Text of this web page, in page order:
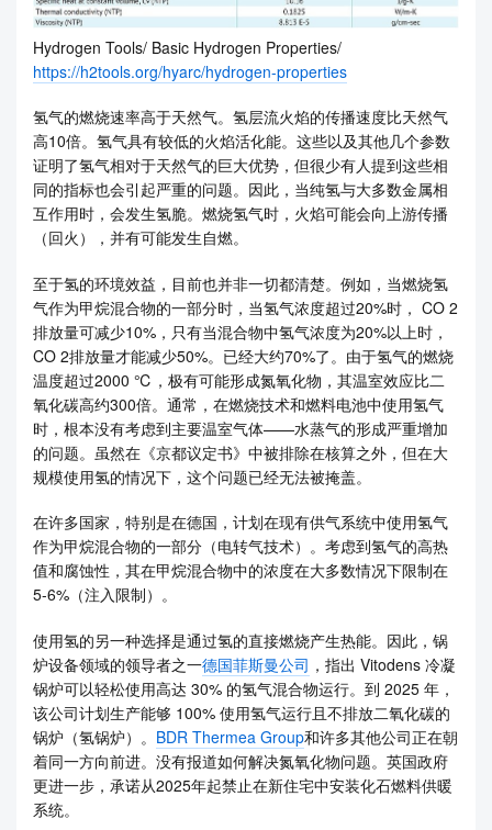
Hydrogen Tools/ Basic Hydrogen Properties/
https://h2tools.org/hyarc/hydrogen-properties
氢气的燃烧速率高于天然气。氢层流火焰的传播速度比天然气
高10倍。氢气具有较低的火焰活化能。这些以及其他几个参数
证明了氢气相对于天然气的巨大优势，但很少有人提到这些相
同的指标也会引起严重的问题。因此，当纯氢与大多数金属相
互作用时，会发生氢脆。燃烧氢气时，火焰可能会向上游传播
（回火），并有可能发生自燃。
至于氢的环境效益，目前也并非一切都清楚。例如，当燃烧氢
气作为甲烷混合物的一部分时，当氢气浓度超过20%时， CO 2
排放量可减少10%，只有当混合物中氢气浓度为20%以上时，
CO 2排放量才能减少50%。已经大约70%了。由于氢气的燃烧
温度超过2000 ℃，极有可能形成氮氧化物，其温室效应比二
氧化碳高约300倍。通常，在燃烧技术和燃料电池中使用氢气
时，根本没有考虑到主要温室气体——水蒸气的形成严重增加
的问题。虽然在《京都议定书》中被排除在核算之外，但在大
规模使用氢的情况下，这个问题已经无法被掩盖。
在许多国家，特别是在德国，计划在现有供气系统中使用氢气
作为甲烷混合物的一部分（电转气技术）。考虑到氢气的高热
值和腐蚀性，其在甲烷混合物中的浓度在大多数情况下限制在
5-6%（注入限制）。
使用氢的另一种选择是通过氢的直接燃烧产生热能。因此，锅
炉设备领域的领导者之一德国菲斯曼公司 ，指出 Vitodens 冷凝
锅炉可以轻松使用高达 30% 的氢气混合物运行。到 2025 年，
该公司计划生产能够 100% 使用氢气运行且不排放二氧化碳的
锅炉（氢锅炉）。 BDR Thermea Group和许多其他公司正在朝
着同一方向前进。没有报道如何解决氮氧化物问题。英国政府
更进一步，承诺从2025年起禁止在新住宅中安装化石燃料供暖
系统。